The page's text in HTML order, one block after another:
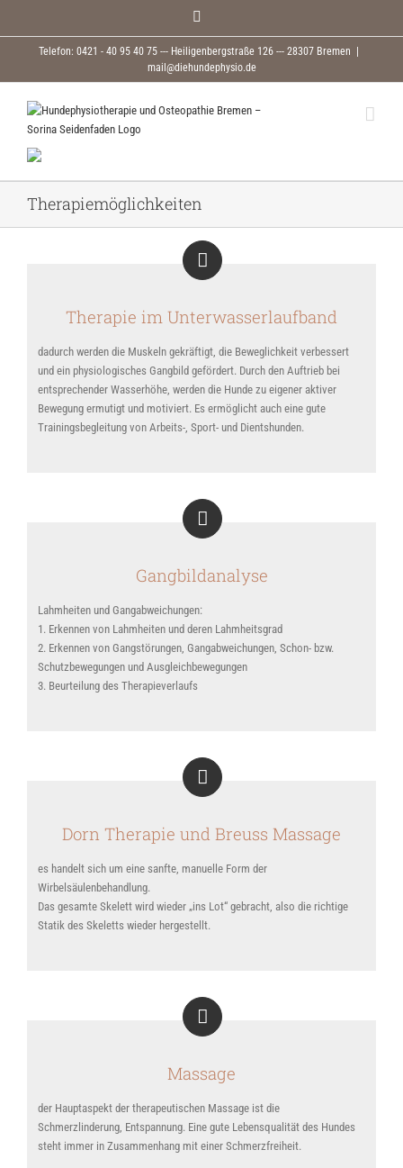
Telefon: 0421 - 40 95 40 75 --- Heiligenbergstraße 126 --- 28307 Bremen
mail@diehundephysio.de
Therapiemöglichkeiten
Therapie im Unterwasserlaufband
dadurch werden die Muskeln gekräftigt, die Beweglichkeit verbessert
und ein physiologisches Gangbild gefördert. Durch den Auftrieb bei
entsprechender Wasserhöhe, werden die Hunde zu eigener aktiver
Bewegung ermutigt und motiviert. Es ermöglicht auch eine gute
Trainingsbegleitung von Arbeits-, Sport- und Dientshunden.
Gangbildanalyse
Lahmheiten und Gangabweichungen:
1. Erkennen von Lahmheiten und deren Lahmheitsgrad
2. Erkennen von Gangstörungen, Gangabweichungen, Schon- bzw.
Schutzbewegungen und Ausgleichbewegungen
3. Beurteilung des Therapieverlaufs
Dorn Therapie und Breuss Massage
es handelt sich um eine sanfte, manuelle Form der
Wirbelsäulenbehandlung.
Das gesamte Skelett wird wieder „ins Lot“ gebracht, also die richtige
Statik des Skeletts wieder hergestellt.
Massage
der Hauptaspekt der therapeutischen Massage ist die
Schmerzlinderung, Entspannung. Eine gute Lebensqualität des Hundes
steht immer in Zusammenhang mit einer Schmerzfreiheit.